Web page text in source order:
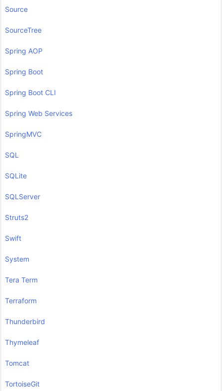
Source
SourceTree
Spring AOP
Spring Boot
Spring Boot CLI
Spring Web Services
SpringMVC
SQL
SQLite
SQLServer
Struts2
Swift
System
Tera Term
Terraform
Thunderbird
Thymeleaf
Tomcat
TortoiseGit